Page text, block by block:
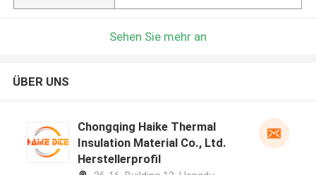
Sehen Sie mehr an
ÜBER UNS
Chongqing Haike Thermal
Insulation Material Co., Ltd.
Herstellerprofil